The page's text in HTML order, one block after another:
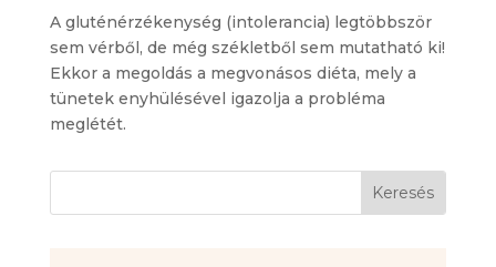
A gluténérzékenység (intolerancia) legtöbbször
sem vérből, de még székletből sem mutatható ki!
Ekkor a megoldás a megvonásos diéta, mely a
tünetek enyhülésével igazolja a probléma
meglétét.